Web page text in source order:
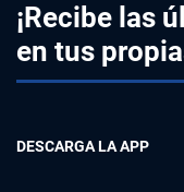
¡Recibe las
en tus
DESCARGA LA APP